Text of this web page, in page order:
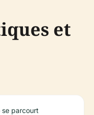
et
se parcourt